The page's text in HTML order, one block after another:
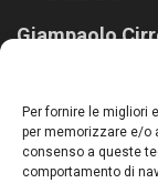
Per fornire le migliori
per memorizzare e/o
consenso a queste
comportamento di
Giampaolo
Sardegna Ieri-
lettori su quanto
nostro passato e,
Follow Us